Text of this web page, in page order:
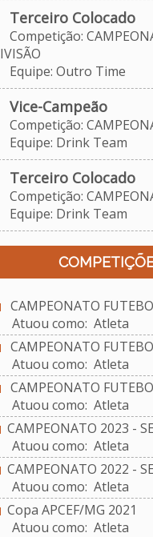
Terceiro Colocado
Outro Time
Vice-Campeão
Drink Team
Terceiro Colocado
Drink Team
CAMPEONATO
Atuou como: Atleta
CAMPEONATO
Atuou como: Atleta
CAMPEONATO
Atuou como: Atleta
CAMPEONATO 2023 -
Atuou como: Atleta
CAMPEONATO 2022 -
Atuou como: Atleta
Copa APCEF/MG 2021
Atuou como: Atleta